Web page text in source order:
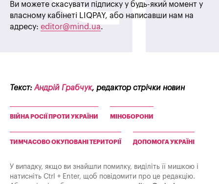
Ви можете скасувати підписку у будь-який момент у
власному кабінеті LIQPAY, або написавши нам на
адресу: editor@mind.ua.
Текст:Андрій Грабчук, редактор стрічки новин
ВІЙНА РОСІЇ ПРОТИ УКРАЇНИ МІНОБОРОНИ
ТИМЧАСОВО ОКУПОВАНІ ТЕРИТОРІЇ ДОПОМОГА УКРАЇНІ
У випадку, якщо ви знайшли помилку, виділіть її мишкою і
натисніть Ctrl + Enter, щоб повідомити про це редакцію.